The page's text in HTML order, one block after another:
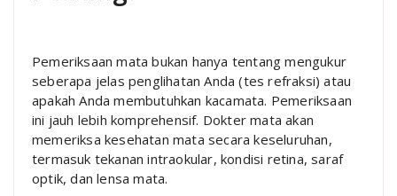
Pemeriksaan mata bukan hanya tentang mengukur
seberapa jelas penglihatan Anda (tes refraksi) atau
apakah Anda membutuhkan kacamata. Pemeriksaan
ini jauh lebih komprehensif. Dokter mata akan
memeriksa kesehatan mata secara keseluruhan,
termasuk tekanan intraokular, kondisi retina, saraf
optik, dan lensa mata.